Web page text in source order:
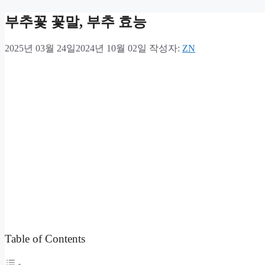
부추꽃 꽃말, 부추 효능
2025년 03월 24일2024년 10월 02일 작성자: ZN
Table of Contents